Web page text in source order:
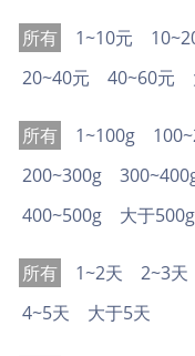
所有 1~10元
20~40元
40~60元
所有 1~100g
200~300g
400~500g
大于500g
所有 1~2天 2~3天
4~5天
大于5天